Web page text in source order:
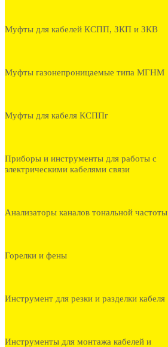
Муфты для кабелей КСПП, ЗКП и ЗКВ
Муфты газонепроницаемые типа МГНМ
Муфты для кабеля КСППг
Приборы и инструменты для работы с
электрическими кабелями связи
Анализаторы каналов тональной частоты
Горелки и фены
Инструмент для резки и разделки кабеля
Инструменты для монтажа кабелей и